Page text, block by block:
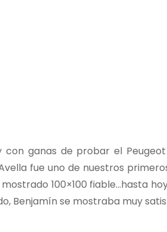
ganas de probar el
fue uno de nuestros
100×100 fiable…hasta
Benjamín se mostraba muy